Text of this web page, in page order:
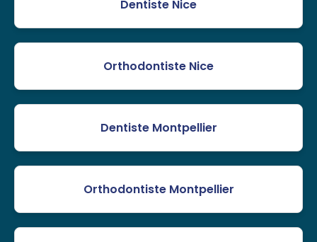
Dentiste Nice
Orthodontiste Nice
Dentiste Montpellier
Orthodontiste Montpellier